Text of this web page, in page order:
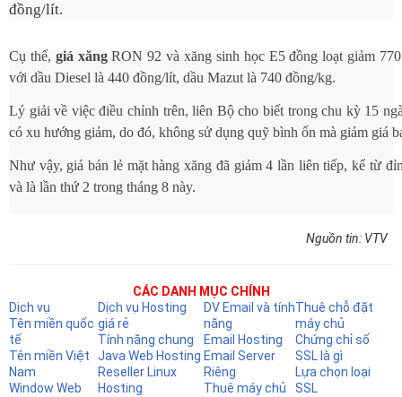
đồng/lít.
Cụ thể, giá xăngRON 92 và xăng sinh học E5 đồng loạt giảm
với dầu Diesel là 440 đồng/lít, dầu Mazut là 740 đồng/kg.
Lý giải về việc điều chỉnh trên, liên Bộ cho biết trong chu kỳ 15
có xu hướng giảm, do đó, không sử dụng quỹ bình ổn mà giảm giá
Như vậy, giá bán lẻ mặt hàng xăng đã giảm 4 lần liên tiếp, kể từ
và là lần thứ 2 trong tháng 8 này.
Nguồn tin: VTV
CÁC DANH MỤC CHÍNH
Dịch vụ
Tên miền quốc
tế
Tên miền Việt
Nam
Window Web
Dịch vụ Hosting
giá rẻ
Tính năng chung
Java Web Hosting
Reseller Linux
Hosting
DV Email và tính
năng
Email Hosting
Email Server
Riêng
Thuê máy chủ
Thuê chỗ đặt
máy chủ
Chứng chỉ số
SSL là gì
Lựa chọn loại
SSL